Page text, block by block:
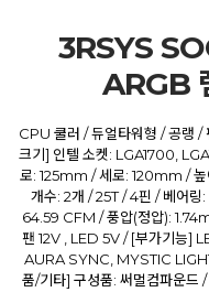
3RSYS
ARGB
CPU 쿨러 / 듀얼타워형 / 공랭
크기] 인텔 소켓: LGA1700,
로: 125mm / 세로: 120mm /
개수: 2개 / 25T / 4핀 / 베어
64.59 CFM / 풍압(정압):
팬 12V , LED 5V / [부가기능]
AURA SYNC, MYSTIC
품/기타] 구성품: 써멀컴파운드